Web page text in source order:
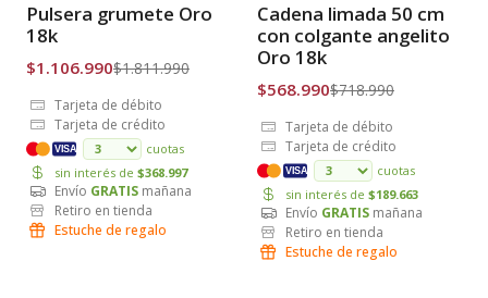
Envío Gratis
Pulsera grumete Oro
18k
$1.106.990$1.811.990
Tarjeta de débito
Tarjeta de crédito
VISA
cuotas
sin interés de $368.997
Envío GRATIS mañana
Retiro en tienda
Estuche de regalo
Envío Gratis
Cadena limada 50 cm
con colgante angelito
Oro 18k
$568.990$718.990
Tarjeta de débito
Tarjeta de crédito
VISA
cuotas
sin interés de $189.663
Envío GRATIS mañana
Retiro en tienda
Estuche de regalo